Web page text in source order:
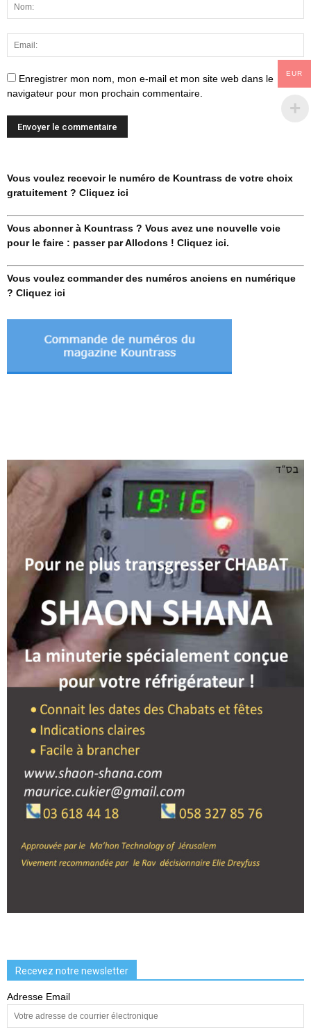
Enregistrer mon nom, mon e-mail et mon site web dans le
navigateur pour mon prochain commentaire.
Vous voulez recevoir le numéro de Kountrass de votre choix
gratuitement ? Cliquez ici
Vous abonner à Kountrass ? Vous avez une nouvelle voie
pour le faire : passer par Allodons ! Cliquez ici.
Vous voulez commander des numéros anciens en numérique
? Cliquez ici
Recevez notre newsletter
Adresse Email
EUR